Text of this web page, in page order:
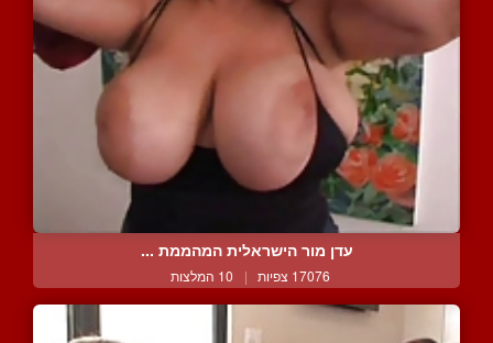
עדן מור הישראלית המהממת ...
17076 צפיות | 10 המלצות